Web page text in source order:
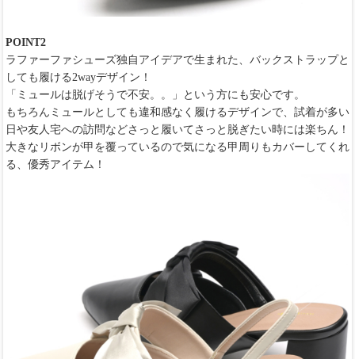
POINT2
ラファーファシューズ独自アイデアで生まれた、バックストラップと
しても履ける2wayデザイン！
「ミュールは脱げそうで不安。。」という方にも安心です。
もちろんミュールとしても違和感なく履けるデザインで、試着が多い
日や友人宅への訪問などさっと履いてさっと脱ぎたい時には楽ちん！
大きなリボンが甲を覆っているので気になる甲周りもカバーしてくれ
る、優秀アイテム！